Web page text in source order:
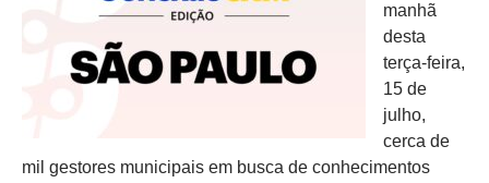
manhã
desta
terça-feira,
15 de
julho,
cerca de
mil gestores municipais em busca de conhecimentos